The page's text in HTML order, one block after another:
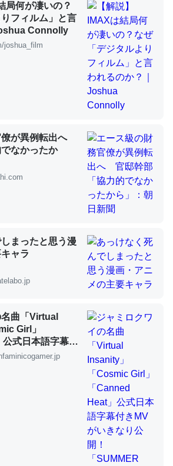
「ずっと前の伏線」は回収されないけ
には多い分量。進化すればするほど分
そう
についての考察（１） - conceptualization
少ないのか。知らんかった。調べたら
ム分はエビの600分の1程度。
】昆虫学の大問題＝「昆虫はなぜ海にいな
ルシウムも酸素も不足してて両方に不
してるのでは」とあって面白い。海に
ガニ・ウミグモ）はカルシウムを使わ
る筈だが、酵素が違うのか？
説
カルシウムを大量に使う脊椎動物と貝
だな…。腹足類だと殻を無くしてナメク
表】昆虫学の大問題＝「昆虫はなぜ海にいな
局何が凄いの？
フィルム」と言
Connolly
joshua_film
僚が異例転出へ
なかったか
まったと思う漫
ャラ
曲「Virtual
Girl」
公式日本語字幕付
開！「SUMMER